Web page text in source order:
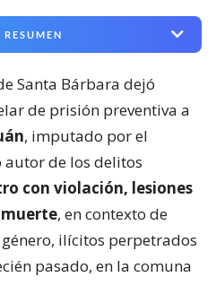
RESUMEN
Santa Bárbara dejó
de prisión preventiva a
, imputado por el
autor de los delitos
con violación, lesiones
muerte, en contexto de
ilícitos perpetrados
pasado, en la comuna